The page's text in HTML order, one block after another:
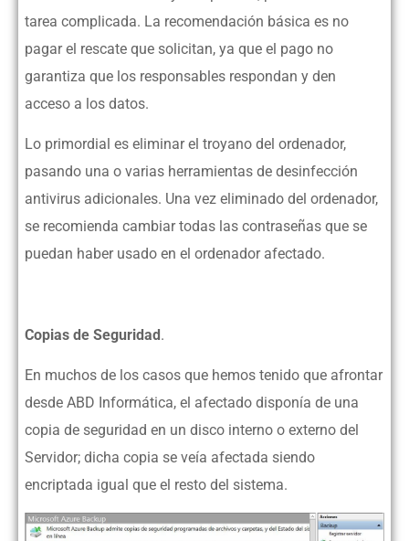
tarea complicada. La recomendación básica es no
pagar el rescate que solicitan, ya que el pago no
garantiza que los responsables respondan y den
acceso a los datos.
Lo primordial es eliminar el troyano del ordenador,
pasando una o varias herramientas de desinfección
antivirus adicionales. Una vez eliminado del ordenador,
se recomienda cambiar todas las contraseñas que se
puedan haber usado en el ordenador afectado.
Copias de Seguridad.
En muchos de los casos que hemos tenido que afrontar
desde ABD Informática, el afectado disponía de una
copia de seguridad en un disco interno o externo del
Servidor; dicha copia se veía afectada siendo
encriptada igual que el resto del sistema.